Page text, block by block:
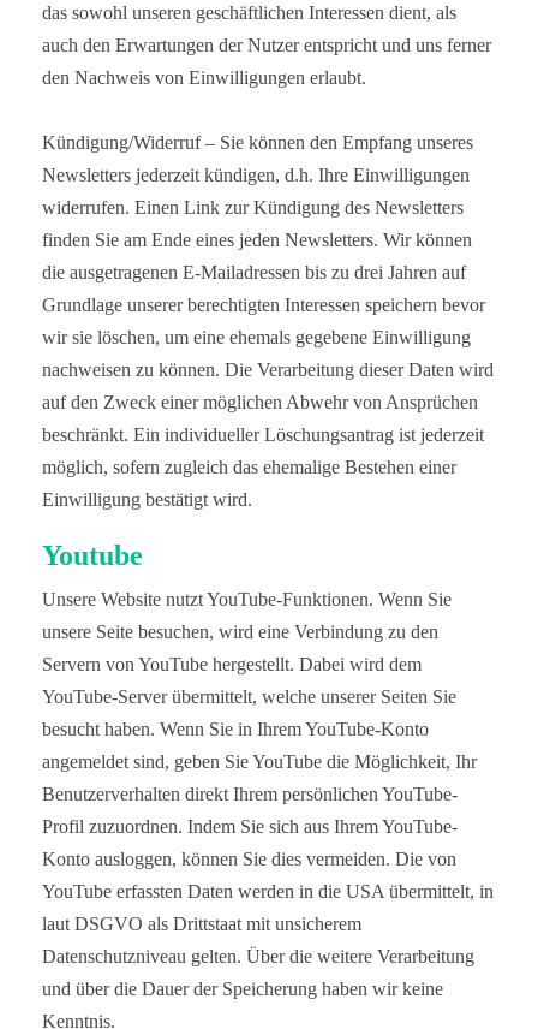
das sowohl unseren geschäftlichen Interessen dient, als
auch den Erwartungen der Nutzer entspricht und uns ferner
den Nachweis von Einwilligungen erlaubt.
Kündigung/Widerruf – Sie können den Empfang unseres
Newsletters jederzeit kündigen, d.h. Ihre Einwilligungen
widerrufen. Einen Link zur Kündigung des Newsletters
finden Sie am Ende eines jeden Newsletters. Wir können
die ausgetragenen E-Mailadressen bis zu drei Jahren auf
Grundlage unserer berechtigten Interessen speichern bevor
wir sie löschen, um eine ehemals gegebene Einwilligung
nachweisen zu können. Die Verarbeitung dieser Daten wird
auf den Zweck einer möglichen Abwehr von Ansprüchen
beschränkt. Ein individueller Löschungsantrag ist jederzeit
möglich, sofern zugleich das ehemalige Bestehen einer
Einwilligung bestätigt wird.
Youtube
Unsere Website nutzt YouTube-Funktionen. Wenn Sie
unsere Seite besuchen, wird eine Verbindung zu den
Servern von YouTube hergestellt. Dabei wird dem
YouTube-Server übermittelt, welche unserer Seiten Sie
besucht haben. Wenn Sie in Ihrem YouTube-Konto
angemeldet sind, geben Sie YouTube die Möglichkeit, Ihr
Benutzerverhalten direkt Ihrem persönlichen YouTube-
Profil zuzuordnen. Indem Sie sich aus Ihrem YouTube-
Konto ausloggen, können Sie dies vermeiden. Die von
YouTube erfassten Daten werden in die USA übermittelt, in
laut DSGVO als Drittstaat mit unsicherem
Datenschutzniveau gelten. Über die weitere Verarbeitung
und über die Dauer der Speicherung haben wir keine
Kenntnis.